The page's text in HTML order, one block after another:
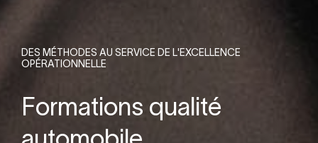
DES MÉTHODES AU SERVICE DE L'EXCELLENCE
OPÉRATIONNELLE
Formations qualité